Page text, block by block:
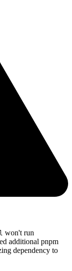
won't run
additional pnpm
dependency to